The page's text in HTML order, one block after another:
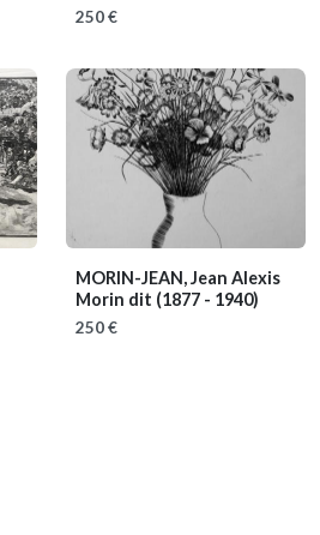
250 €
MORIN-JEAN, Jean Alexis
Morin dit (1877 - 1940)
250 €